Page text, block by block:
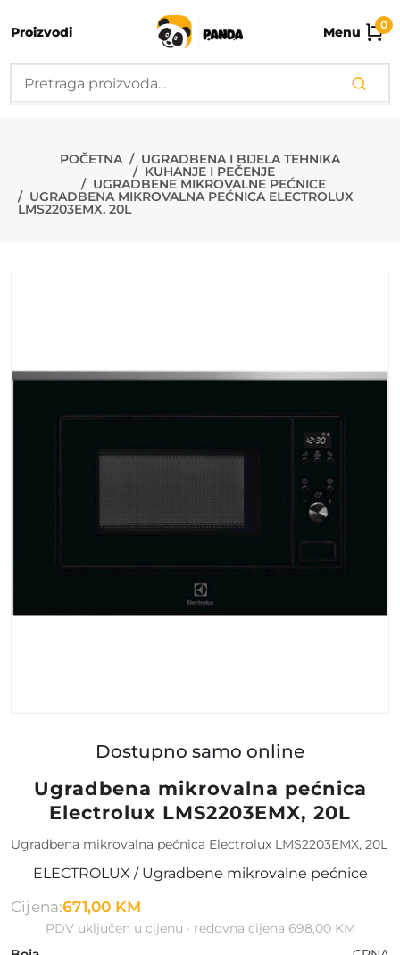
Proizvodi Menu 0
UGRADBENA
POČETNA UGRADBENA I BIJELA TEHNIKA
KUHANJE I PEČENJE
UGRADBENE MIKROVALNE PEĆNICE
UGRADBENA MIKROVALNA PEĆNICA ELECTROLUX
LMS2203EMX, 20L
Dostupno samo online
Ugradbena mikrovalna pećnica
Electrolux LMS2203EMX, 20L
Ugradbena mikrovalna pećnica Electrolux LMS2203EMX, 20L
ELECTROLUX / Ugradbene mikrovalne pećnice
Cijena:671,00 KM
PDV uključen u cijenu · redovna cijena 698,00 KM